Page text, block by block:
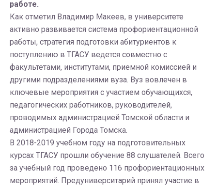
работе.
Как отметил Владимир Макеев, в университете
активно развивается система профориентационной
работы, стратегия подготовки абитуриентов к
поступлению в ТГАСУ ведется совместно с
факультетами, институтами, приемной комиссией и
другими подразделениями вуза. Вуз вовлечен в
ключевые мероприятия с участием обучающихся,
педагогических работников, руководителей,
проводимых администрацией Томской области и
администрацией Города Томска.
В 2018-2019 учебном году на подготовительных
курсах ТГАСУ прошли обучение 88 слушателей. Всего
за учебный год проведено 116 профориентационных
мероприятий. Предуниверситарий принял участие в